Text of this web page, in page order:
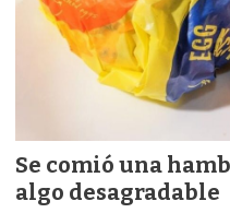
Se comió una
algo desagradable